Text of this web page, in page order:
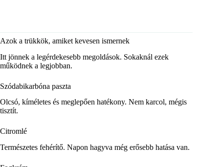
Azok a trükkök, amiket kevesen ismernek
Itt jönnek a legérdekesebb megoldások. Sokaknál ezek
működnek a legjobban.
Szódabikarbóna paszta
Olcsó, kíméletes és meglepően hatékony. Nem karcol, mégis
tisztít.
Citromlé
Természetes fehérítő. Napon hagyva még erősebb hatása van.